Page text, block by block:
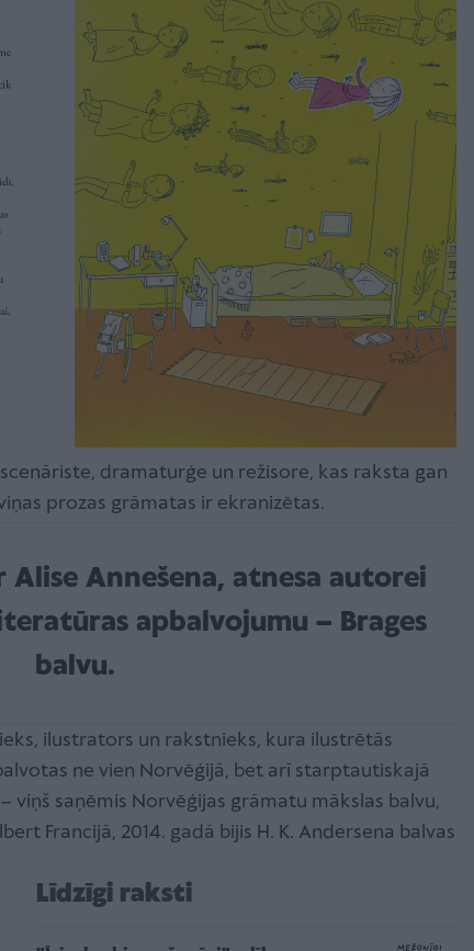
dramaturģe un režisore, kas raksta gan
prozas grāmatas ir ekranizētas.
Annešena, atnesa autorei
apbalvojumu – Brages
balvu.
ilustrators un rakstnieks, kura ilustrētās
ne vien Norvēģijā, bet arī starptautiskajā
viņš saņēmis Norvēģijas grāmatu mākslas balvu,
Francijā, 2014. gadā bijis H. K. Andersena balvas
Līdzīgi raksti